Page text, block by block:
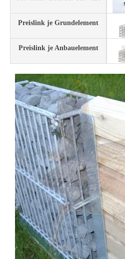
Preislink je Grundelement
Preislink je Anbauelement